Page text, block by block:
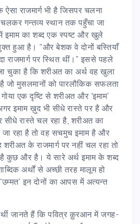
ऐसा राजमार्ग भी है जिसपर चलना
गन्तव्य स्थान तक पहुँचा जा
का शब्द एक स्पष्ट और खुले
हुआ है। “और बेशक वे दोनों बस्तियाँ
राजमार्ग पर स्थित थीं।” इससे पहले
चुका है कि शरीअत का अर्थ वह खुला
जो मुसलमानों को पारलौकिक सफलता
एक दृष्टि से शरीअत और ‘इमाम’
इमाम ख़ुद भी सीधे रास्ते पर है और
रास्ते चल रहा है, शरीअत का
जा रहा है तो वह सचमुच इमाम है और
के राजमार्ग पर नहीं चल रहा तो
है कुछ और है। ये सारे अर्थ इमाम के शब्द
अर्थों से अच्छी तरह मालूम हो
इन दोनों का आपस में अत्यन्त
जानते हैं कि पवित्र क़ुरआन में जगह-